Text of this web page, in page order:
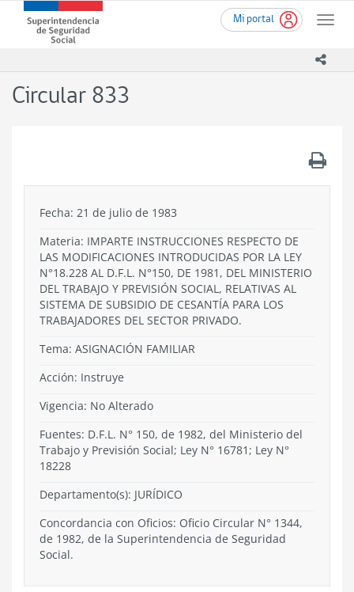
contenido
Mi portal
Toggle
Superintendencia
de
-
Circular 833
Fecha: 21 de julio de 1983
Materia: IMPARTE INSTRUCCIONES RESPECTO DE
LAS MODIFICACIONES INTRODUCIDAS POR LA LEY
N°18.228 AL D.F.L. N°150, DE 1981, DEL MINISTERIO
DEL TRABAJO Y PREVISIÓN SOCIAL, RELATIVAS AL
SISTEMA DE SUBSIDIO DE CESANTÍA PARA LOS
TRABAJADORES DEL SECTOR PRIVADO.
Tema: ASIGNACIÓN FAMILIAR
Acción: Instruye
Vigencia: No Alterado
Fuentes: D.F.L. N° 150, de 1982, del Ministerio del
Trabajo y Previsión Social; Ley N° 16781; Ley N°
18228
Departamento(s): JURÍDICO
Concordancia con Oficios: Oficio Circular N° 1344,
de 1982, de la Superintendencia de Seguridad
Social.